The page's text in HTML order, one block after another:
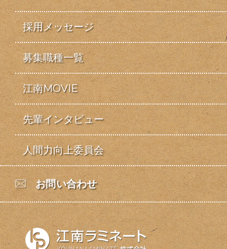
採用メッセージ
募集職種一覧
江南MOVIE
先輩インタビュー
人間力向上委員会
お問い合わせ